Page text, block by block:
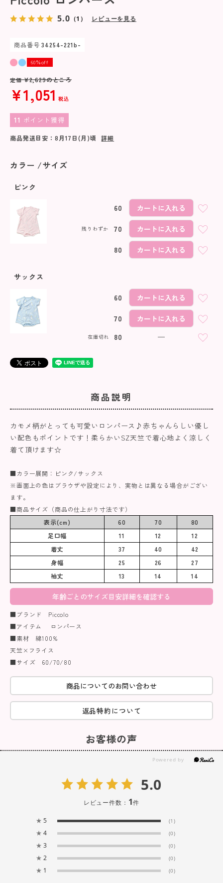
5.0 （1） レビューを見る
商品番号 34254-221b-
60％off
定価 ¥2,629のところ
¥1,051 税込
11 ポイント獲得
商品発送目安： 8月17日(月)頃 詳細
カラー サイズ
ピンク
60 カートに入れる
70
残りわずか カートに入れる
80 カートに入れる
サックス
60 カートに入れる
70
カートに入れる
80
在庫切れ —
商品説明
カモメ柄がとっても可愛いロンパース♪赤ちゃんらしい優し
い配色もポイントです！柔らかいSZ天竺で着心地よく涼しく
着て頂けます☆
■カラー展開：ピンク/サックス
※画面上の色はブラウザや設定により、実物とは異なる場合がござい
ます。
■商品サイズ（商品の仕上がり寸法です）
表示(cm)
60 70
80
足口幅
11 12
12
着丈
37 40
42
身幅
25 26
27
袖丈
13 14 14
年齢ごとのサイズ目安詳細を確認する
■ブランド Piccolo
■アイテム ロンパース
■素材 綿100%
天竺×フライス
■サイズ 60/70/80
商品についてのお問い合わせ
返品特約について
お客様の声
5.0
レビュー件数： 1件
★ 5 (1)
★ 4 (0)
★ 3 (0)
★ 2 (0)
★ 1 (0)